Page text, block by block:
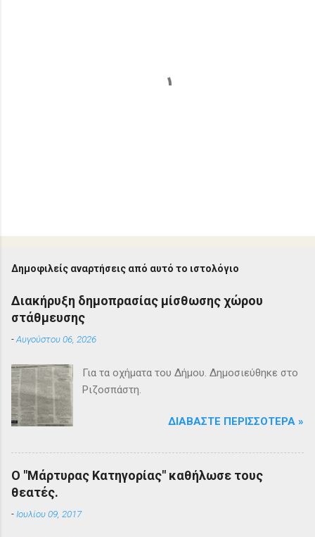
ο
ε
υ
η
χ
λ
ί
ο
Δημοφιλείς αναρτήσεις από αυτό το ιστολόγιο
Διακήρυξη δημοπρασίας μίσθωσης χώρου
στάθμευσης
-Αυγούστου 06, 2026
Για τα οχήματα του Δήμου. Δημοσιεύθηκε στο
Ριζοσπάστη.
ΔΙΑΒΆΣΤΕ ΠΕΡΙΣΣΌΤΕΡΑ »
Ο "Μάρτυρας Κατηγορίας" καθήλωσε τους
θεατές.
-Ιουλίου 09, 2017